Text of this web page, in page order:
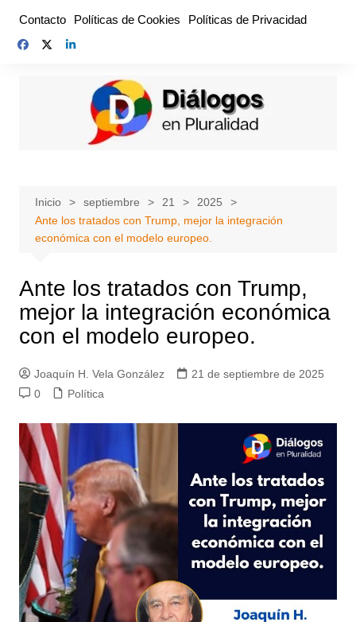
contenido
Contacto Políticas de Cookies Políticas de Privacidad
Inicio septiembre 21
2025
Ante los tratados con Trump, mejor la integración
económica con el modelo europeo.
Ante los tratados con Trump,
mejor la integración económica
con el modelo europeo.
Joaquín H. Vela González
21 de septiembre de 2025
0
Política